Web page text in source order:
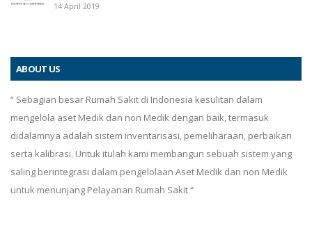
14 April 2019
ABOUT US
“ Sebagian besar Rumah Sakit di Indonesia kesulitan dalam
mengelola aset Medik dan non Medik dengan baik, termasuk
didalamnya adalah sistem inventarisasi, pemeliharaan, perbaikan
serta kalibrasi. Untuk itulah kami membangun sebuah sistem yang
saling berintegrasi dalam pengelolaan Aset Medik dan non Medik
untuk menunjang Pelayanan Rumah Sakit “